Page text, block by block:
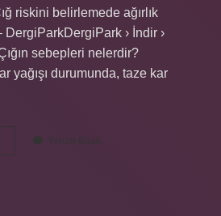
riskini belirlemede ağırlık
› İndir ›
sebepleri nelerdir?
yağışı durumunda, taze kar
Yorum Bırak